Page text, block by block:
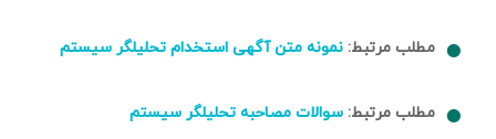
مطلب مرتبط: نمونه متن آگهی استخدام تحلیلگر سیستم
مطلب مرتبط: سوالات مصاحبه تحلیلگر سیستم